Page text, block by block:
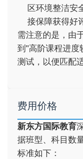
区环境整洁安
接保障获得好
需注意的是，由
到"高阶课程进度
测试，以便匹配
费用价格
新东方国际教育
据班型、科目数
标准如下：